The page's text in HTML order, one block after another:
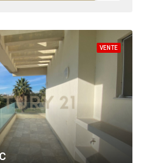
VENTE